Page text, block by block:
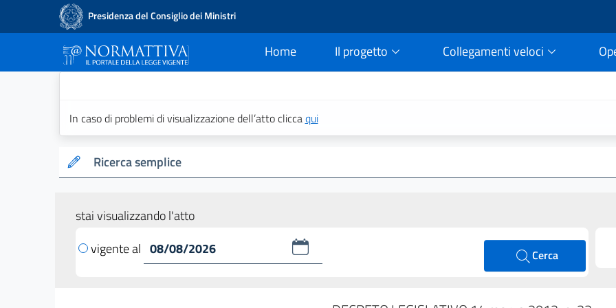
Presidenza del Consiglio dei Ministri
Home
current Il progetto Collegamenti veloci
In caso di problemi di visualizzazione dell’atto cliccaqui
Ricerca semplice
stai visualizzando l'atto
vigente al
Cerca